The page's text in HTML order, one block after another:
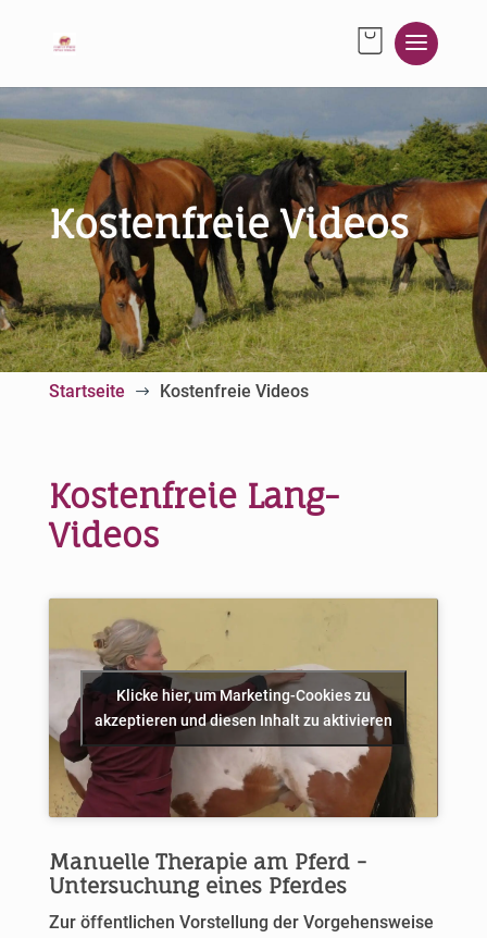
Kostenfreie Videos
Startseite $ Kostenfreie Videos
Kostenfreie Lang-
Videos
Klicke hier, um Marketing-Cookies zu
akzeptieren und diesen Inhalt zu aktivieren
Manuelle Therapie am Pferd -
Untersuchung eines Pferdes
Zur öffentlichen Vorstellung der Vorgehensweise